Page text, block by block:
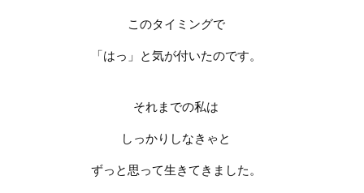
このタイミングで
「はっ」と気が付いたのです。
それまでの私は
しっかりしなきゃと
ずっと思って生きてきました。